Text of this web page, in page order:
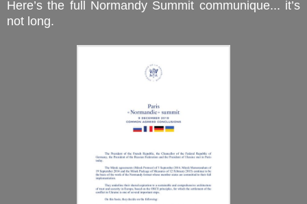
Here’s the full Normandy Summit communique... it’s
not long.